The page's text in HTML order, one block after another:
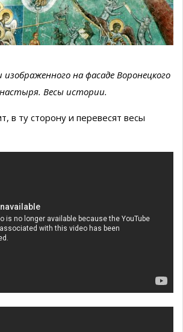
на фасаде Воронецкого
Весы истории.
в ту сторону и перевесят весы